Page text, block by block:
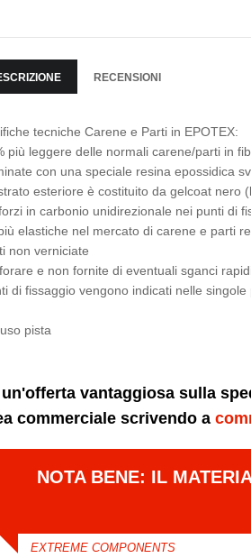
RECENSIONI
tecniche Carene e Parti in EPOTEX:
più leggere delle normali carene/parti in
con una speciale resina epossidica
esteriore è costituito da gelcoat nero
in carbonio unidirezionale nei punti di
elastiche nel mercato di carene e parti
non verniciate
e non fornite di eventuali sganci
di fissaggio vengono indicati nelle singole
pista
un'offerta vantaggiosa sulla
commerciale scrivendo a
NOTA BENE: IL
EXTREME COMPONENTS